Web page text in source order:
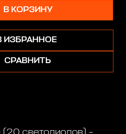
В КОРЗИНУ
ИЗБРАННОЕ
СРАВНИТЬ
(20 светодиодов) -